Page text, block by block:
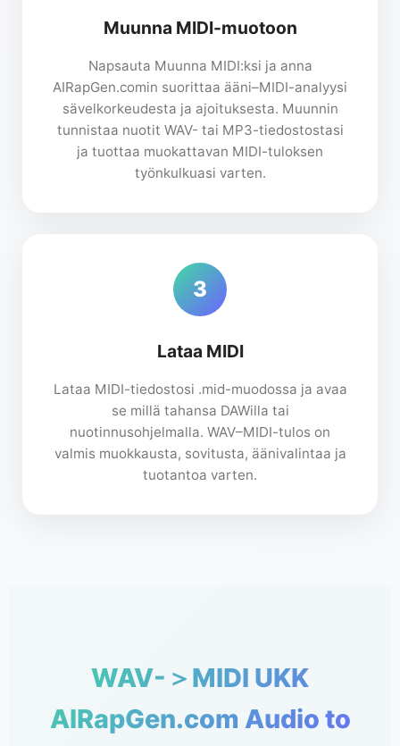
Muunna MIDI-muotoon
Napsauta Muunna MIDI:ksi ja anna
AIRapGen.comin suorittaa ääni–MIDI-analyysi
sävelkorkeudesta ja ajoituksesta. Muunnin
tunnistaa nuotit WAV- tai MP3-tiedostostasi
ja tuottaa muokattavan MIDI-tuloksen
työnkulkuasi varten.
3
Lataa MIDI
Lataa MIDI-tiedostosi .mid-muodossa ja avaa
se millä tahansa DAWilla tai
nuotinnusohjelmalla. WAV–MIDI-tulos on
valmis muokkausta, sovitusta, äänivalintaa ja
tuotantoa varten.
WAV-＞MIDI UKK
AIRapGen.com Audio to